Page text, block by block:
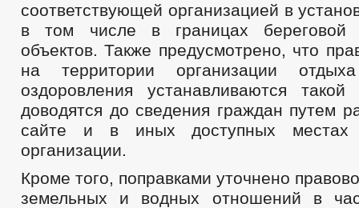
соответствующей организацией в
в том числе в границах береговой
объектов. Также предусмотрено, что
на территории организации
оздоровления устанавливаются
доводятся до сведения граждан путем
сайте и в иных доступных местах
организации.
Кроме того, поправками уточнено
земельных и водных отношений в